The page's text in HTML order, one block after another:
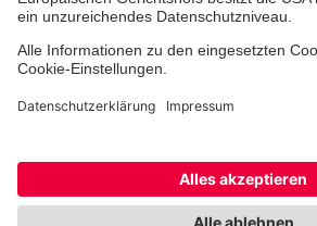
Einrichtungen
Cookie-Einstellungen Datenschutz